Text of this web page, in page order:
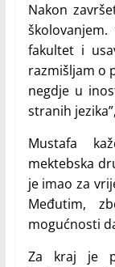
Nakon
fakultet i
razmišljam o
negdje u
stranih
Mustafa
mektebska
je imao za
Međutim,
mogućnosti
Za kraj je